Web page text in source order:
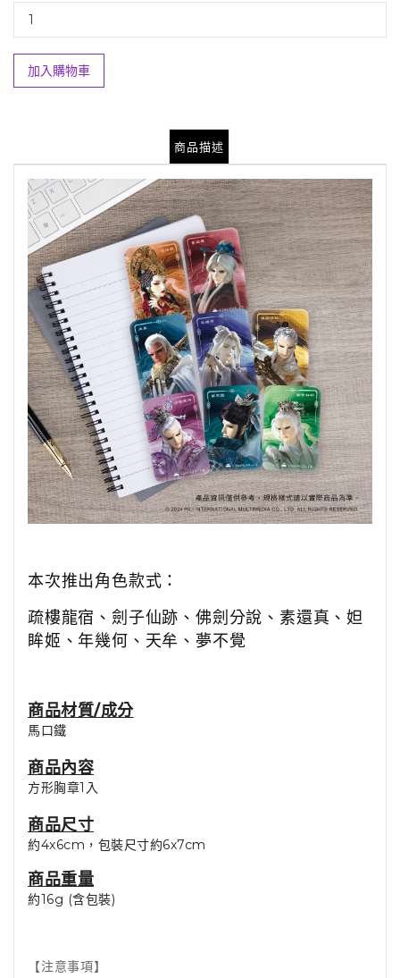
加入購物車
商品描述
本次推出角色款式：
疏樓龍宿、劍子仙跡、佛劍分說、素還真、妲
眸姬、年幾何、天牟、夢不覺
商品材質/成分
馬口鐵
商品內容
方形胸章1入
商品尺寸
約4x6cm，包裝尺寸約6x7cm
商品重量
約16g (含包裝)
【注意事項】